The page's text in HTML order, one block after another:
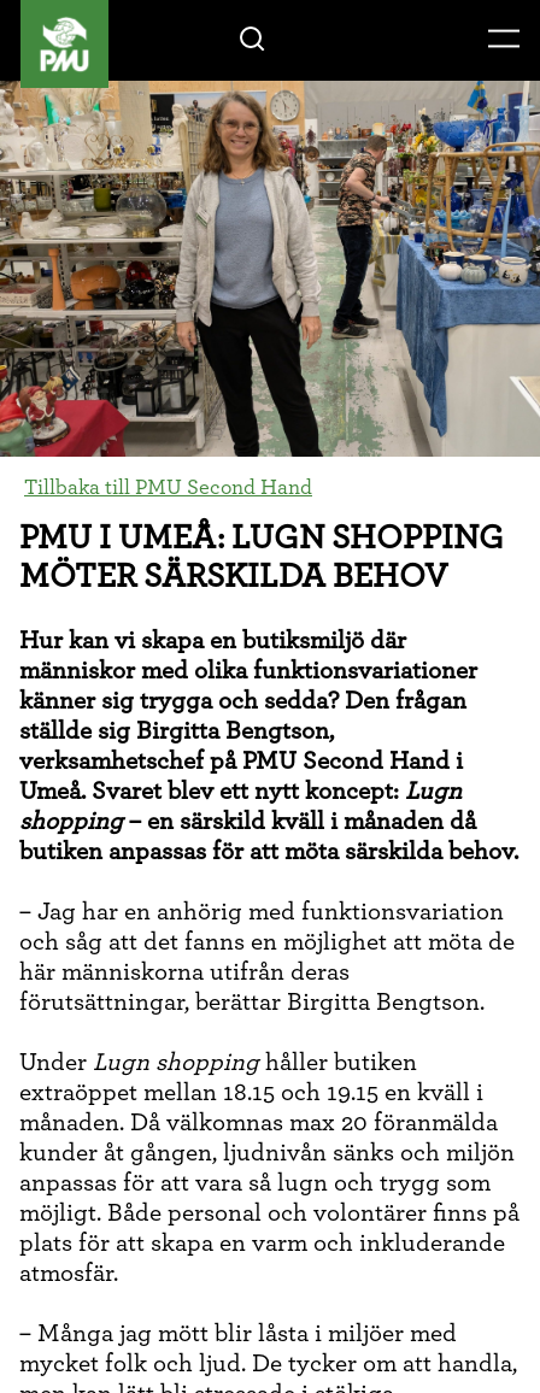
Tillbaka till PMU Second Hand
PMU I UMEÅ: LUGN SHOPPING
MÖTER SÄRSKILDA BEHOV
Hur kan vi skapa en butiksmiljö där
människor med olika funktionsvariationer
känner sig trygga och sedda? Den frågan
ställde sig Birgitta Bengtson,
verksamhetschef på PMU Second Hand i
Umeå. Svaret blev ett nytt koncept: Lugn
shopping– en särskild kväll i månaden då
butiken anpassas för att möta särskilda behov.
– Jag har en anhörig med funktionsvariation
och såg att det fanns en möjlighet att möta de
här människorna utifrån deras
förutsättningar, berättar Birgitta Bengtson.
Under Lugn shoppinghåller butiken
extraöppet mellan 18.15 och 19.15 en kväll i
månaden. Då välkomnas max 20 föranmälda
kunder åt gången, ljudnivån sänks och miljön
anpassas för att vara så lugn och trygg som
möjligt. Både personal och volontärer finns på
plats för att skapa en varm och inkluderande
atmosfär.
– Många jag mött blir låsta i miljöer med
mycket folk och ljud. De tycker om att handla,